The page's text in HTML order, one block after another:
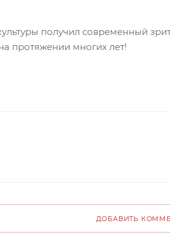
получил современный
протяжении многих лет!
ДОБАВИТЬ